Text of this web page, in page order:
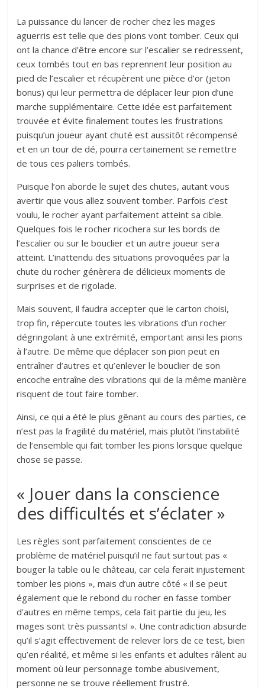
La puissance du lancer de rocher chez les mages
aguerris est telle que des pions vont tomber. Ceux qui
ont la chance d’être encore sur l’escalier se redressent,
ceux tombés tout en bas reprennent leur position au
pied de l’escalier et récupèrent une pièce d’or (jeton
bonus) qui leur permettra de déplacer leur pion d’une
marche supplémentaire. Cette idée est parfaitement
trouvée et évite finalement toutes les frustrations
puisqu’un joueur ayant chuté est aussitôt récompensé
et en un tour de dé, pourra certainement se remettre
de tous ces paliers tombés.
Puisque l’on aborde le sujet des chutes, autant vous
avertir que vous allez souvent tomber. Parfois c’est
voulu, le rocher ayant parfaitement atteint sa cible.
Quelques fois le rocher ricochera sur les bords de
l’escalier ou sur le bouclier et un autre joueur sera
atteint. L’inattendu des situations provoquées par la
chute du rocher génèrera de délicieux moments de
surprises et de rigolade.
Mais souvent, il faudra accepter que le carton choisi,
trop fin, répercute toutes les vibrations d’un rocher
dégringolant à une extrémité, emportant ainsi les pions
à l’autre. De même que déplacer son pion peut en
entraîner d’autres et qu’enlever le bouclier de son
encoche entraîne des vibrations qui de la même manière
risquent de tout faire tomber.
Ainsi, ce qui a été le plus gênant au cours des parties, ce
n’est pas la fragilité du matériel, mais plutôt l’instabilité
de l’ensemble qui fait tomber les pions lorsque quelque
chose se passe.
« Jouer dans la conscience
des difficultés et s’éclater »
Les règles sont parfaitement conscientes de ce
problème de matériel puisqu’il ne faut surtout pas «
bouger la table ou le château, car cela ferait injustement
tomber les pions », mais d’un autre côté « il se peut
également que le rebond du rocher en fasse tomber
d’autres en même temps, cela fait partie du jeu, les
mages sont très puissants! ». Une contradiction absurde
qu’il s’agit effectivement de relever lors de ce test, bien
qu’en réalité, et même si les enfants et adultes râlent au
moment où leur personnage tombe abusivement,
personne ne se trouve réellement frustré.